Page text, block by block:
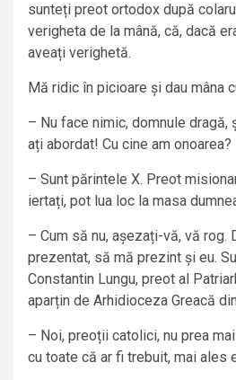
sunteți preot ortodox după
verigheta de la mână, că, dacă
aveați verighetă.
Mă ridic în picioare și dau mâna
– Nu face nimic, domnule dragă,
ați abordat! Cu cine am onoarea?
– Sunt părintele X. Preot
iertați, pot lua loc la masa
– Cum să nu, așezați-vă, vă rog.
prezentat, să mă prezint și eu.
Constantin Lungu, preot al
aparțin de Arhidioceza Greacă
– Noi, preoții catolici, nu prea
cu toate că ar fi trebuit, mai ales